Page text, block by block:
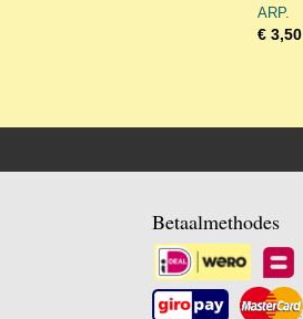
ARP.
€ 3,50
Betaalmethodes